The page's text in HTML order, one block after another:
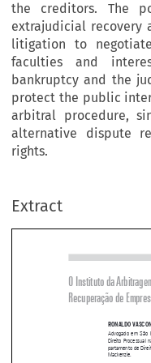
the creditors. The
extrajudicial recovery
litigation to
faculties and
bankruptcy and the
protect the public
arbitral procedure,
alternative dispute
rights.
Extract

O Instituto da
Recuperação de Empresas
RONALDO
Direito Processual
partamento de
Mackenzie.